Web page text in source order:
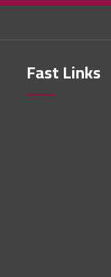
Fast Links